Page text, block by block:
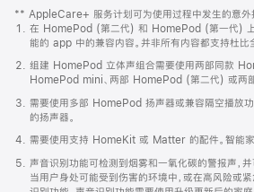
窗
口
中
打
开)
** AppleCare+ 服务计划可为使用过程中发生的意外
在 HomePod (第二代) 和 HomePod (第一代) 上
能的 app 中的兼容内容。并非所有内容都支持杜比
组建 HomePod 立体声组合需要使用两部同款
HomePod mini、两部 HomePod (第二代) 或两
需要使用多部 HomePod 扬声器或兼容隔空播放
的扬声器。
需要使用支持 HomeKit 或 Matter 的配件。智能家
声音识别功能可检测到烟雾和一氧化碳的警报声，
当用户身处可能受到伤害的环境中，或在高风险或